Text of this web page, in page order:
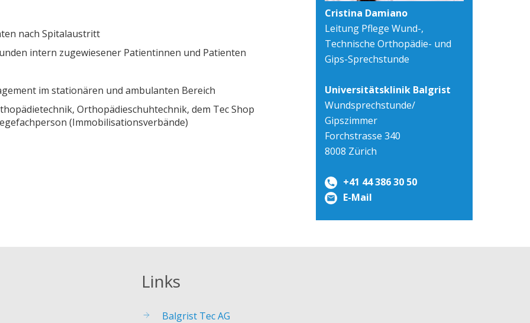
nach Spitalaustritt
intern zugewiesener Patientinnen und Patienten
im stationären und ambulanten Bereich
Orthopädieschuhtechnik, dem Tec Shop
(Immobilisationsverbände)
Cristina Damiano
Leitung Pflege Wund-,
Technische Orthopädie- und
Gips-Sprechstunde
Universitätsklinik Balgrist
Wundsprechstunde/
Gipszimmer
Forchstrasse 340
8008 Zürich
+41 44 386 30 50
E-Mail
Links
Balgrist Tec AG